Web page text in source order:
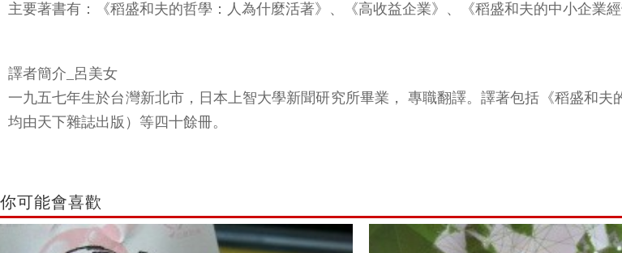
主要著書有：《稻盛和夫的哲學：人為什麼活著》、《高收益企業》、《稻盛和夫的中小企業
譯者簡介_呂美女
一九五七年生於台灣新北市，日本上智大學新聞研究所畢業， 專職翻譯。譯著包括《稻盛和
均由天下雜誌出版）等四十餘冊。
你可能會喜歡